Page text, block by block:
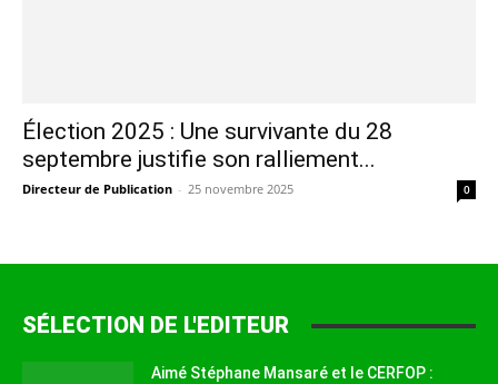
Élection 2025 : Une survivante du 28
septembre justifie son ralliement...
Directeur de Publication - 25 novembre 2025 0
SÉLECTION DE L'EDITEUR
Aimé Stéphane Mansaré et le CERFOP :